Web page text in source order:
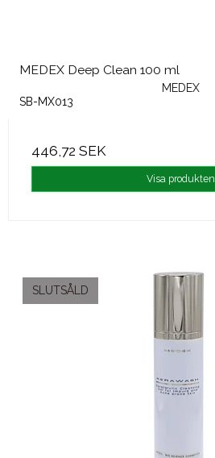
MEDEX Deep Clean 100 ml
MEDEX
SB-MX013
446,72 SEK
Visa produkten
SLUTSÅLD